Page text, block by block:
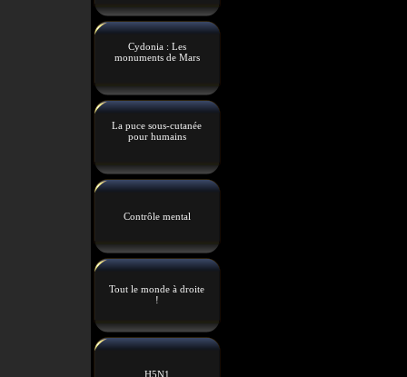
Cydonia : Les
monuments de Mars
La puce sous-cutanée
pour humains
Contrôle mental
Tout le monde à droite
!
H5N1